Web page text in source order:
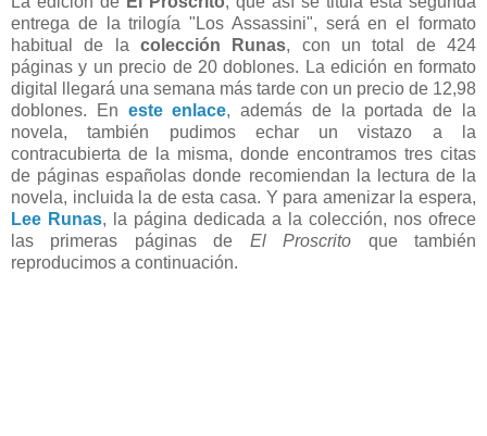
entrega de la trilogía "Los Assassini", será en el formato
habitual de la colección Runas, con un total de 424
páginas y un precio de 20 doblones. La edición en formato
digital llegará una semana más tarde con un precio de 12,98
doblones. En este enlace, además de la portada de la
novela, también pudimos echar un vistazo a la
contracubierta de la misma, donde encontramos tres citas
de páginas españolas donde recomiendan la lectura de la
novela, incluida la de esta casa. Y para amenizar la espera,
Lee Runas, la página dedicada a la colección, nos ofrece
las primeras páginas de El Proscrito que también
reproducimos a continuación.